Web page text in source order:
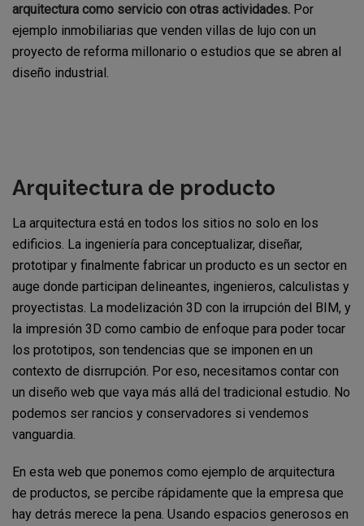
arquitectura como servicio con otras actividades. Por
ejemplo inmobiliarias que venden villas de lujo con un
proyecto de reforma millonario o estudios que se abren al
diseño industrial.
Arquitectura de producto
La arquitectura está en todos los sitios no solo en los
edificios. La ingeniería para conceptualizar, diseñar,
prototipar y finalmente fabricar un producto es un sector en
auge donde participan delineantes, ingenieros, calculistas y
proyectistas. La modelización 3D con la irrupción del BIM, y
la impresión 3D como cambio de enfoque para poder tocar
los prototipos, son tendencias que se imponen en un
contexto de disrrupción. Por eso, necesitamos contar con
un diseño web que vaya más allá del tradicional estudio. No
podemos ser rancios y conservadores si vendemos
vanguardia.
En esta web que ponemos como ejemplo de arquitectura
de productos, se percibe rápidamente que la empresa que
hay detrás merece la pena. Usando espacios generosos en